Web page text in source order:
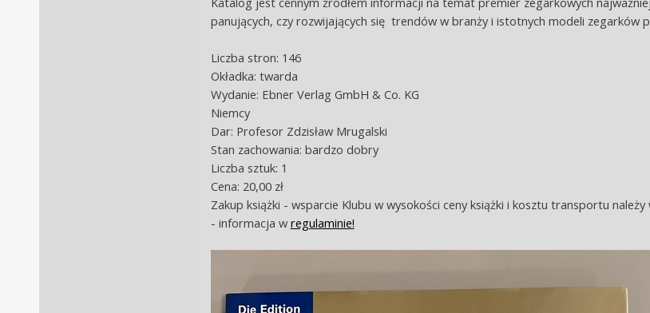
panujących, czy rozwijających się trendów w branży i istotnych modeli zegarków
Liczba stron: 146
Okładka: twarda
Wydanie: Ebner Verlag GmbH & Co. KG
Niemcy
Dar: Profesor Zdzisław Mrugalski
Stan zachowania: bardzo dobry
Liczba sztuk: 1
Cena: 20,00 zł
Zakup książki - wsparcie Klubu w wysokości ceny książki i kosztu transportu należy
- informacja w regulaminie!